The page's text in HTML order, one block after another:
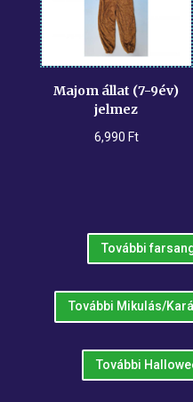
Majom állat (7-9év)
jelmez
6,990 Ft
További
További Mikulás/
További